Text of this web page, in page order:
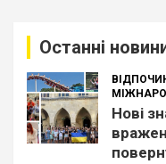
Останні
Нові